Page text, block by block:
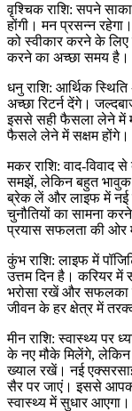
वृश्चिक राशि: सपने
होंगी। मन प्रसन्न
को स्वीकार करने के लिए
करने का अच्छा समय है।
धनु राशि: आर्थिक
अच्छा रिटर्न देंगे।
इससे सही फैसला लेने में
फैसले लेने में सक्षम होंगे।
मकर राशि: वाद-
समझें, लेकिन बहुत
ब्रेक लें और लाइफ में नई
चुनौतियों का सामना
प्रयास सफलता की ओर
कुंभ राशि: लाइफ में
उत्तम दिन है। करियर में
भरोसा रखें और
जीवन के हर क्षेत्र में
मीन राशि: स्वास्थ्य पर
के नए मौके मिलेंगे, लेकिन
ख्याल रखें। नई
सैर पर जाएं। इससे
स्वास्थ्य में सुधार आएगा।